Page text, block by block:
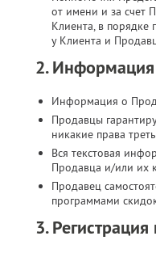
от имени и за счет
Клиента, в порядке
у Клиента и
2.
Информация о
Продавцы
никакие права
Вся текстовая
Продавца и/или их
Продавец
программами
3.